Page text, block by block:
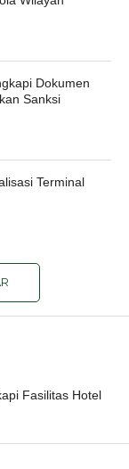
Dokumen
Sanksi
Terminal
Fasilitas Hotel